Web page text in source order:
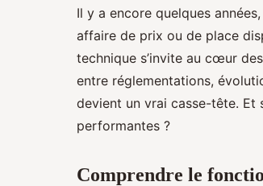
Il y a encore quelques
affaire de prix ou de place
technique s’invite au cœur
entre réglementations,
devient un vrai casse-tête. Et
performantes ?
Comprendre le